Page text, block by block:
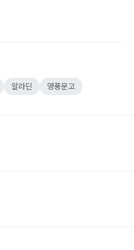
알라딘 영풍문고